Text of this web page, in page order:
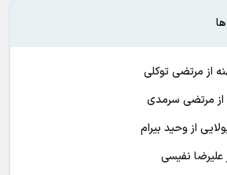
از مرتضی توکلی
از مرتضی سرمدی
از وحید بیرام
علیرضا نفیسی